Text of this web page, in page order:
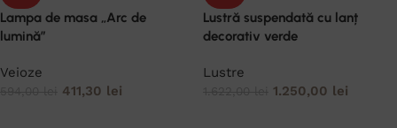
Lampa de masa „Arc de
lumină”
Veioze
411,30 lei
Lustră suspendată cu lanț
decorativ verde
Lustre
1.250,00 lei